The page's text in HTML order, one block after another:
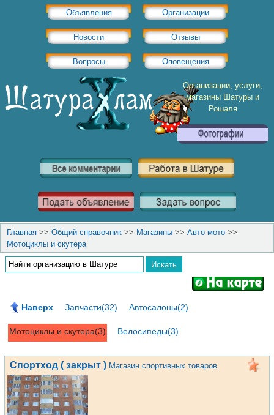
Объявления Организации
Новости Отзывы
Вопросы Оповещения
Организации, услуги,
магазины Шатуры и
Рошаля
Главная >> Общий справочник >> Магазины >> Авто мото >>
Мотоциклы и скутера
Наверх Запчасти(32) Автосалоны(2)
Мотоциклы и скутера(3) Велосипеды(3)
Спортход ( закрыт ) Магазин спортивных товаров